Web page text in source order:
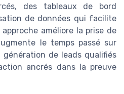
des tableaux de bord
de données qui facilite
améliore la prise de
le temps passé sur
de leads qualifiés
ancrés dans la preuve